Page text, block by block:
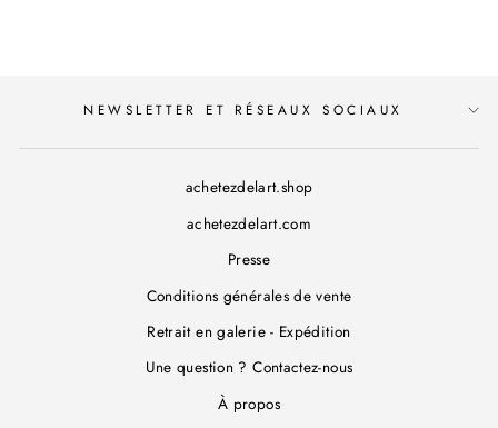
NEWSLETTER ET RÉSEAUX SOCIAUX
achetezdelart.shop
achetezdelart.com
Presse
Conditions générales de vente
Retrait en galerie - Expédition
Une question ? Contactez-nous
À propos